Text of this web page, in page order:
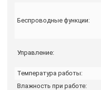
Беспроводные функции:
Управление:
Температура работы:
Влажность при работе: